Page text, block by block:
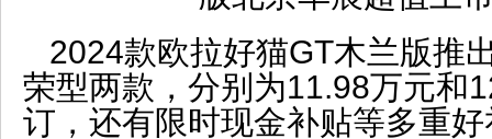
2024款欧拉好猫GT木兰版推
荣型两款，分别为11.98万元和
订，还有限时现金补贴等多重